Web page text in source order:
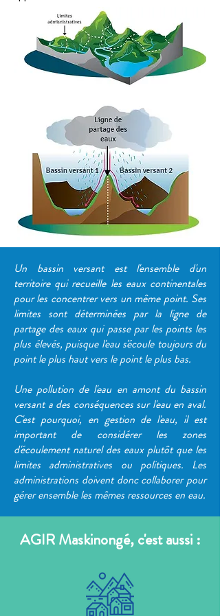
Un bassin versant est l'ensemble d'un
territoire qui recueille les eaux continentales
pour les concentrer vers un même point. Ses
limites sont déterminées par la ligne de
partage des eaux qui passe par les points les
plus élevés, puisque l'eau s'écoule toujours du
point le plus haut vers le point le plus bas.
Une pollution de l'eau en amont du bassin
versant a des conséquences sur l'eau en aval.
C'est pourquoi, en gestion de l'eau, il est
important de considérer les zones
d'écoulement naturel des eaux plutôt que les
limites administratives ou politiques. Les
administrations doivent donc collaborer pour
gérer ensemble les mêmes ressources en eau.
AGIR Maskinongé, c'est aussi :